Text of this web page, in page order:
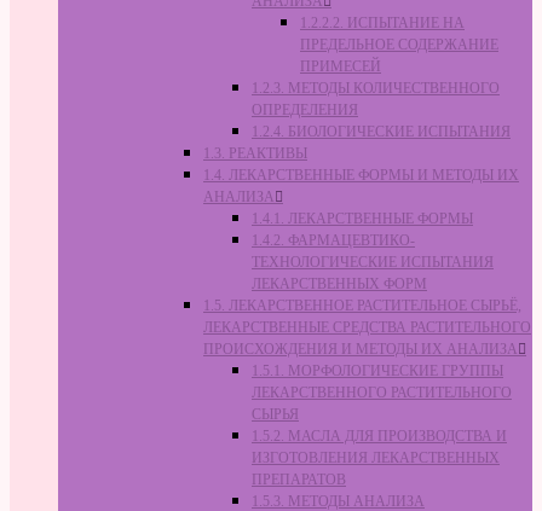
1.2.2.2. ИСПЫТАНИЕ НА
ПРЕДЕЛЬНОЕ СОДЕРЖАНИЕ
ПРИМЕСЕЙ
1.2.3. МЕТОДЫ КОЛИЧЕСТВЕННОГО
ОПРЕДЕЛЕНИЯ
1.2.4. БИОЛОГИЧЕСКИЕ ИСПЫТАНИЯ
1.3. РЕАКТИВЫ
1.4. ЛЕКАРСТВЕННЫЕ ФОРМЫ И МЕТОДЫ ИХ
АНАЛИЗА
1.4.1. ЛЕКАРСТВЕННЫЕ ФОРМЫ
1.4.2. ФАРМАЦЕВТИКО-
ТЕХНОЛОГИЧЕСКИЕ ИСПЫТАНИЯ
ЛЕКАРСТВЕННЫХ ФОРМ
1.5. ЛЕКАРСТВЕННОЕ РАСТИТЕЛЬНОЕ СЫРЬЁ,
ЛЕКАРСТВЕННЫЕ СРЕДСТВА РАСТИТЕЛЬНОГО
ПРОИСХОЖДЕНИЯ И МЕТОДЫ ИХ АНАЛИЗА
1.5.1. МОРФОЛОГИЧЕСКИЕ ГРУППЫ
ЛЕКАРСТВЕННОГО РАСТИТЕЛЬНОГО
СЫРЬЯ
1.5.2. МАСЛА ДЛЯ ПРОИЗВОДСТВА И
ИЗГОТОВЛЕНИЯ ЛЕКАРСТВЕННЫХ
ПРЕПАРАТОВ
1.5.3. МЕТОДЫ АНАЛИЗА